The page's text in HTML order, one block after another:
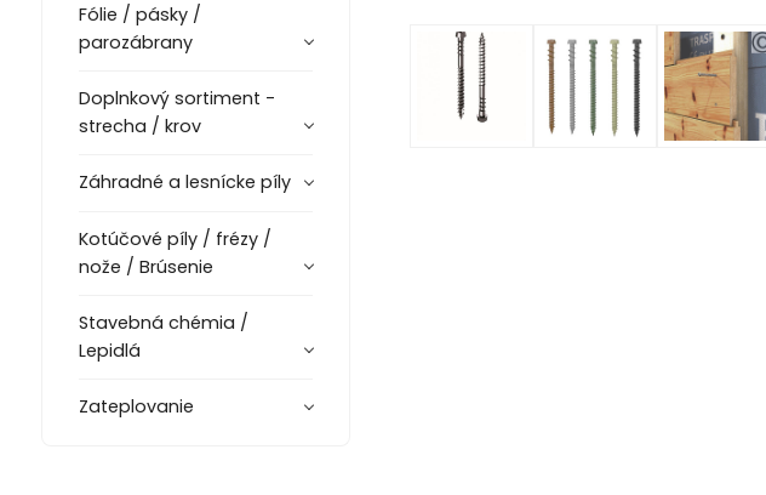
Fólie / pásky /
parozábrany
Doplnkový sortiment -
strecha / krov
Záhradné a lesnícke píly
Kotúčové píly / frézy /
nože / Brúsenie
Stavebná chémia /
Lepidlá
Zateplovanie